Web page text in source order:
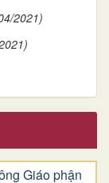
2021)
Giáo phận